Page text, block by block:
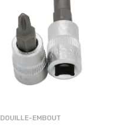
DOUILLE-EMBOUT